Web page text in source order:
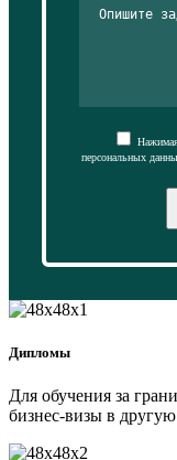
персональных
Дипломы
Для обучения за
бизнес-визы в